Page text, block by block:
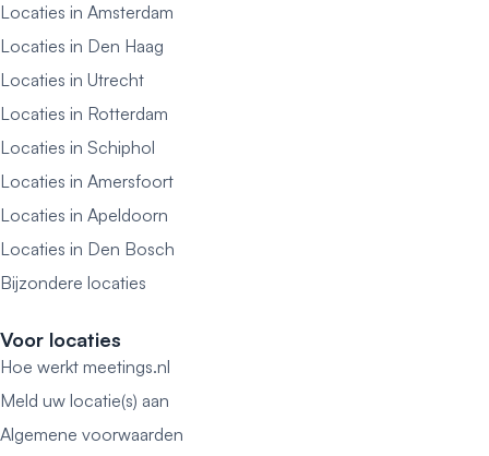
Locaties in Amsterdam
Locaties in Den Haag
Locaties in Utrecht
Locaties in Rotterdam
Locaties in Schiphol
Locaties in Amersfoort
Locaties in Apeldoorn
Locaties in Den Bosch
Bijzondere locaties
Voor locaties
Hoe werkt meetings.nl
Meld uw locatie(s) aan
Algemene voorwaarden